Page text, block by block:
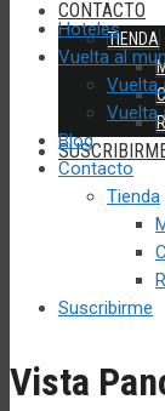
CONTACTO
TIENDA
Hoteles
Vuelta al
Vuelta
Vuelta
Blog
Contacto
Tienda
Suscribirme
Vista